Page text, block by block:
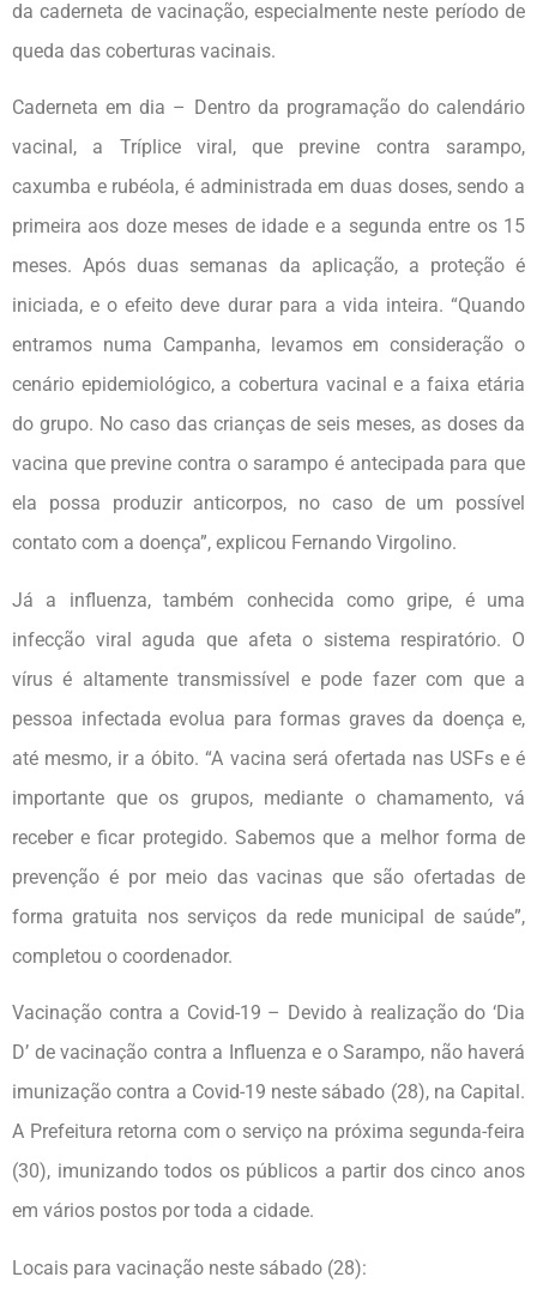
da caderneta de vacinação, especialmente neste período de
queda das coberturas vacinais.
Caderneta em dia – Dentro da programação do calendário
vacinal, a Tríplice viral, que previne contra sarampo,
caxumba e rubéola, é administrada em duas doses, sendo a
primeira aos doze meses de idade e a segunda entre os 15
meses. Após duas semanas da aplicação, a proteção é
iniciada, e o efeito deve durar para a vida inteira. “Quando
entramos numa Campanha, levamos em consideração o
cenário epidemiológico, a cobertura vacinal e a faixa etária
do grupo. No caso das crianças de seis meses, as doses da
vacina que previne contra o sarampo é antecipada para que
ela possa produzir anticorpos, no caso de um possível
contato com a doença”, explicou Fernando Virgolino.
Já a influenza, também conhecida como gripe, é uma
infecção viral aguda que afeta o sistema respiratório. O
vírus é altamente transmissível e pode fazer com que a
pessoa infectada evolua para formas graves da doença e,
até mesmo, ir a óbito. “A vacina será ofertada nas USFs e é
importante que os grupos, mediante o chamamento, vá
receber e ficar protegido. Sabemos que a melhor forma de
prevenção é por meio das vacinas que são ofertadas de
forma gratuita nos serviços da rede municipal de saúde”,
completou o coordenador.
Vacinação contra a Covid-19 – Devido à realização do ‘Dia
D’ de vacinação contra a Influenza e o Sarampo, não haverá
imunização contra a Covid-19 neste sábado (28), na Capital.
A Prefeitura retorna com o serviço na próxima segunda-feira
(30), imunizando todos os públicos a partir dos cinco anos
em vários postos por toda a cidade.
Locais para vacinação neste sábado (28):